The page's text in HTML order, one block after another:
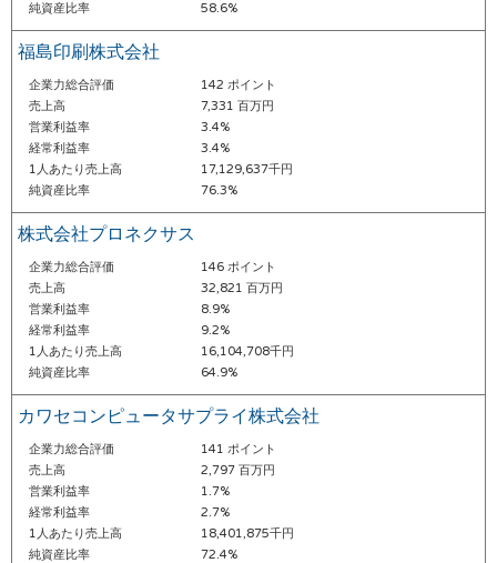
純資産比率
58.6%
福島印刷株式会社
企業力総合評価
142 ポイント
売上高
7,331 百万円
営業利益率
3.4%
経常利益率
3.4%
1人あたり売上高
17,129,637千円
純資産比率
76.3%
株式会社プロネクサス
企業力総合評価
146 ポイント
売上高
32,821 百万円
営業利益率
8.9%
経常利益率
9.2%
1人あたり売上高
16,104,708千円
純資産比率
64.9%
カワセコンピュータサプライ株式会社
企業力総合評価
141 ポイント
売上高
2,797 百万円
営業利益率
1.7%
経常利益率
2.7%
1人あたり売上高
18,401,875千円
純資産比率
72.4%